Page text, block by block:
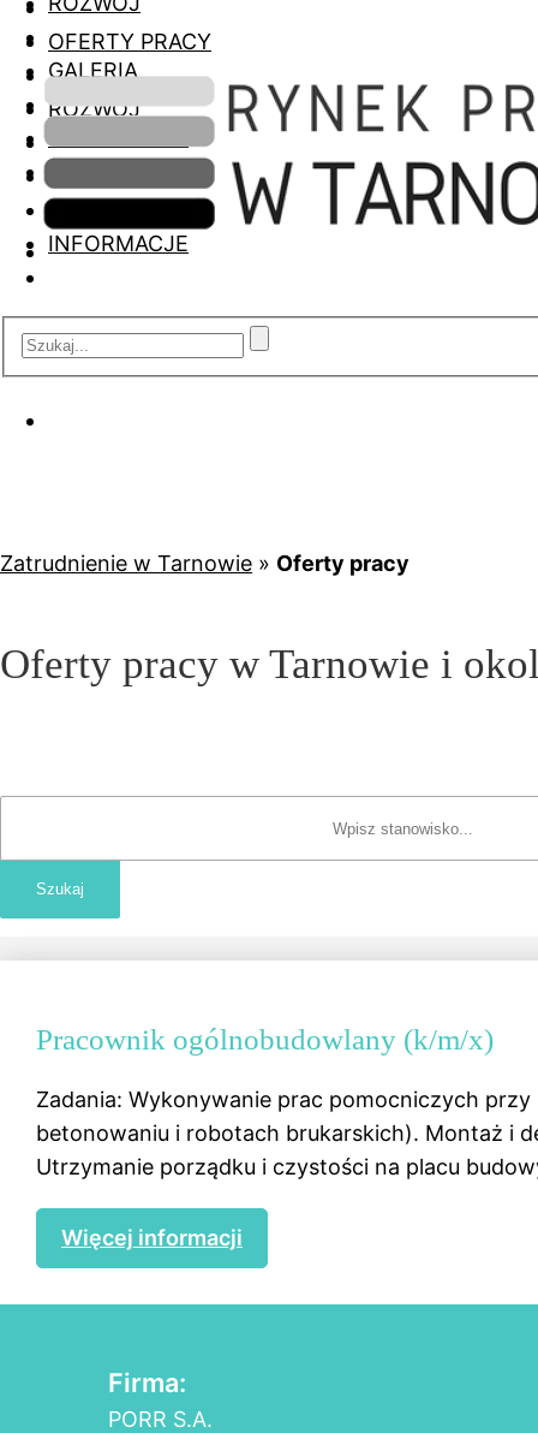
GALERIA
OFERTY PRACY
ROZWÓJ
INFORMACJE
Zatrudnienie w Tarnowie » Oferty pracy
Oferty pracy w Tarnowie i
Pracownik ogólnobudowlany (k/m/x)
Zadania: Wykonywanie prac pomocniczych
betonowaniu i robotach brukarskich). Montaż i
Utrzymanie porządku i czystości na placu
Więcej informacji
Firma:
PORR S.A.